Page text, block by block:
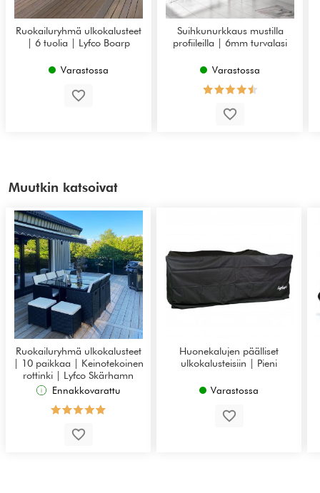
Ruokailuryhmä ulkokalusteet
| 6 tuolia | Lyfco Boarp
Varastossa
Suihkunurkkaus mustilla
profiileilla | 6mm turvalasi
Varastossa
Muutkin katsoivat
Ruokailuryhmä ulkokalusteet
| 10 paikkaa | Keinotekoinen
rottinki | Lyfco Skärhamn
Ennakkovarattu
Huonekalujen päälliset
ulkokalusteisiin | Pieni
Varastossa